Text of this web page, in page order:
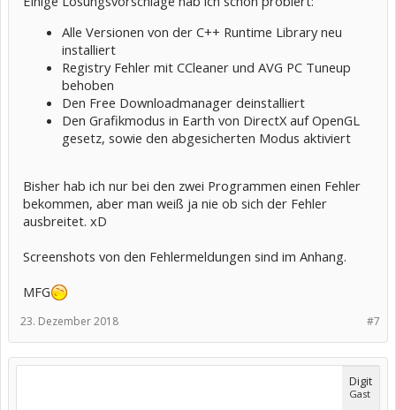
Alle Versionen von der C++ Runtime Library neu
installiert
Registry Fehler mit CCleaner und AVG PC Tuneup
behoben
Den Free Downloadmanager deinstalliert
Den Grafikmodus in Earth von DirectX auf OpenGL
gesetz, sowie den abgesicherten Modus aktiviert
Bisher hab ich nur bei den zwei Programmen einen Fehler
bekommen, aber man weiß ja nie ob sich der Fehler
ausbreitet. xD
Screenshots von den Fehlermeldungen sind im Anhang.
MFG
#7
23. Dezember 2018
Digit
Gast